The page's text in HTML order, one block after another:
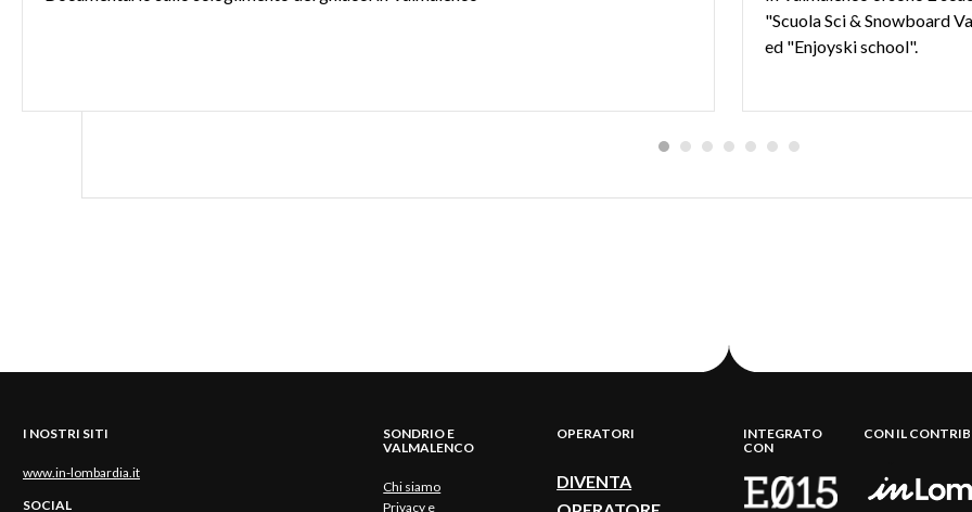
"Scuola Sci & Snowboard
ed "Enjoyski school".
I NOSTRI SITI
www.in-lombardia.it
SOCIAL
SONDRIO E
VALMALENCO
Chi siamo
Privacy e
OPERATORI
DIVENTA
INTEGRATO
CON
CON IL